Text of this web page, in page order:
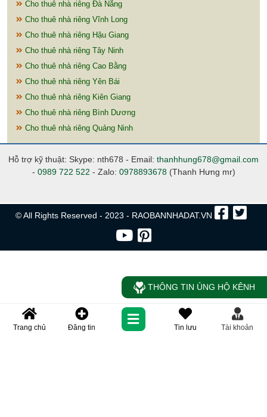
Cho thuê nhà riêng Đà Nẵng
Cho thuê nhà riêng Vĩnh Long
Cho thuê nhà riêng Hậu Giang
Cho thuê nhà riêng Tây Ninh
Cho thuê nhà riêng Cao Bằng
Cho thuê nhà riêng Yên Bái
Cho thuê nhà riêng Kiên Giang
Cho thuê nhà riêng Bình Dương
Cho thuê nhà riêng Quảng Ninh
Hỗ trợ kỹ thuật: Skype: nth678 - Email: thanhhung678@gmail.com
- 0989 722 522 - Zalo: 0978893678(Thanh Hưng mr)
© All Rights Reserved - 2023 - RAOBANNHADAT.VN
Trang chủ Đăng tin Tin lưu Tài khoản
THÔNG TIN ỦNG HỘ KÊNH